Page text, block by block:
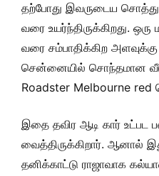
தற்போது இவருடைய சொத்து
வரை உயர்ந்திருக்கிறது. ஒரு
வரை சம்பாதிக்கிற அளவுக்கு
சென்னையில் சொந்தமான
Roadster Melbourne red
இதை தவிர ஆடி கார் உட்பட
வைத்திருக்கிறார். ஆனால்
தனிக்காட்டு ராஜாவாக